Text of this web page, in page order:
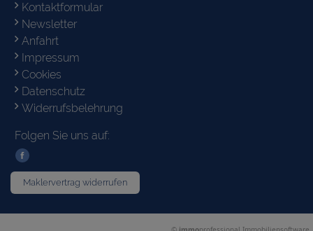
Kontaktformular
Newsletter
Anfahrt
Impressum
Cookies
Datenschutz
Widerrufsbelehrung
Folgen Sie uns auf:
Maklervertrag widerrufen